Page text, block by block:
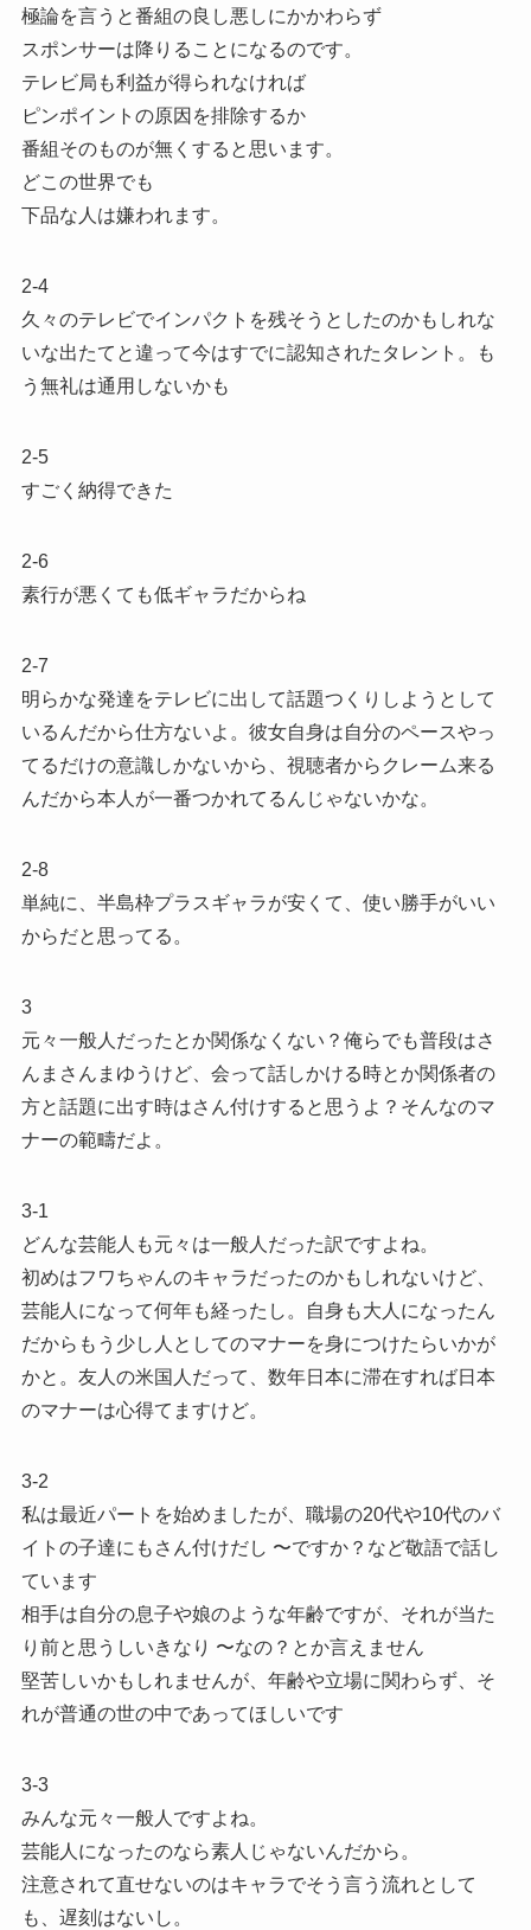
極論を言うと番組の良し悪しにかかわらず
スポンサーは降りることになるのです。
テレビ局も利益が得られなければ
ピンポイントの原因を排除するか
番組そのものが無くすると思います。
どこの世界でも
下品な人は嫌われます。
2-4
久々のテレビでインパクトを残そうとしたのかもしれな
いな出たてと違って今はすでに認知されたタレント。も
う無礼は通用しないかも
2-5
すごく納得できた
2-6
素行が悪くても低ギャラだからね
2-7
明らかな発達︎︎をテレビに出して話題つくりしようとして
いるんだから仕方ないよ。彼女自身は自分のペースやっ
てるだけの意識しかないから、視聴者からクレーム来る
んだから本人が一番つかれてるんじゃないかな。
2-8
単純に、半島枠プラスギャラが安くて、使い勝手がいい
からだと思ってる。
3
元々一般人だったとか関係なくない？俺らでも普段はさ
んまさんまゆうけど、会って話しかける時とか関係者の
方と話題に出す時はさん付けすると思うよ？そんなのマ
ナーの範疇だよ。
3-1
どんな芸能人も元々は一般人だった訳ですよね。
初めはフワちゃんのキャラだったのかもしれないけど、
芸能人になって何年も経ったし。自身も大人になったん
だからもう少し人としてのマナーを身につけたらいかが
かと。友人の米国人だって、数年日本に滞在すれば日本
のマナーは心得てますけど。
3-2
私は最近パートを始めましたが、職場の20代や10代のバ
イトの子達にもさん付けだし 〜ですか？など敬語で話し
ています
相手は自分の息子や娘のような年齢ですが、それが当た
り前と思うしいきなり 〜なの？とか言えません
堅苦しいかもしれませんが、年齢や立場に関わらず、そ
れが普通の世の中であってほしいです
3-3
みんな元々一般人ですよね。
芸能人になったのなら素人じゃないんだから。
注意されて直せないのはキャラでそう言う流れとして
も、遅刻はないし。